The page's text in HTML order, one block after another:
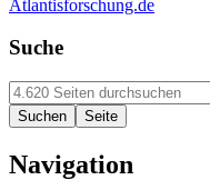
Atlantisforschung.de
Suche
Navigation